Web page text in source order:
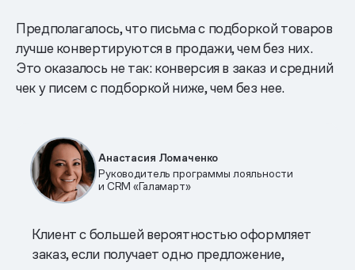
Предполагалось, что письма с подборкой товаров
лучше конвертируются в продажи, чем без них.
Это оказалось не так: конверсия в заказ и средний
чек у писем с подборкой ниже, чем без нее.
Анастасия Ломаченко
Руководитель программы лояльности
и CRM «Галамарт»
Клиент с большей вероятностью оформляет
заказ, если получает одно предложение,